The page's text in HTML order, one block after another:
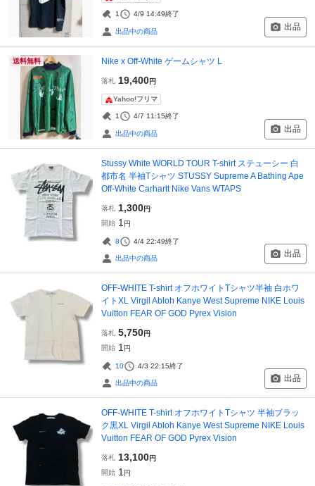
1 4/9 14:49終了
出品中の商品 出品
送料無料 Nike x Off-White ゲームシャツ L
落札 19,400円
Yahoo!フリマ
1 4/7 11:15終了
出品中の商品 出品
Stussy White WORLD TOUR T-shirt ステューシー 白
都市名 半袖Tシャツ STUSSY Supreme A Bathing Ape
Off-White Carhartt Nike Vans WTAPS
落札 1,300円
開始 1 円
8 4/4 22:49終了
出品中の商品 出品
OFF-WHITE T-shirt オフホワイトTシャツ半袖 白ホワ
イトXL Virgil Abloh Kanye West Supreme NIKE Louis
Vuitton FEAR OF GOD Pyrex Vision
落札 5,750円
開始 1 円
10 4/3 22:15終了
出品中の商品 出品
OFF-WHITE T-shirt オフホワイトTシャツ 半袖ブラッ
ク黒XL Virgil Abloh Kanye West Supreme NIKE Louis
Vuitton FEAR OF GOD Pyrex Vision
落札 13,100円
開始 1 円